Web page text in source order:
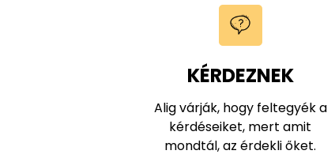
KÉRDEZNEK
Alig várják, hogy feltegyék a
kérdéseiket, mert amit
mondtál, az érdekli őket.